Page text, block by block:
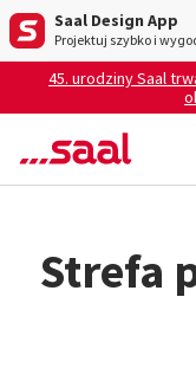
Saal Design App
Projektuj szybko i
45. urodziny Saal
Strefa